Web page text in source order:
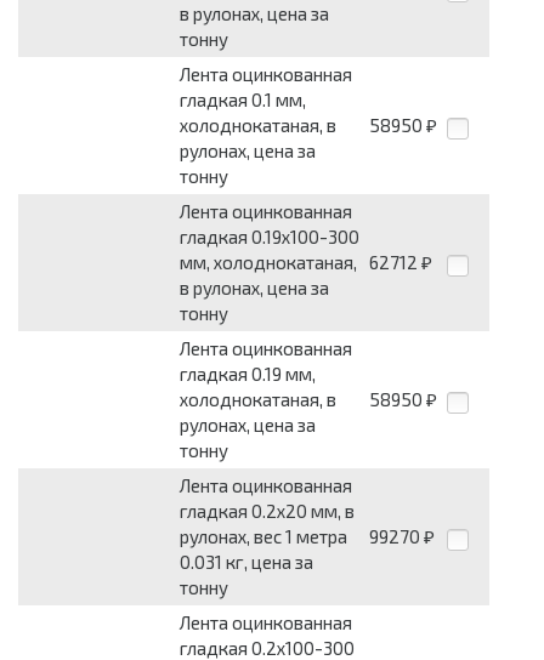
в рулонах, цена за
тонну
Лента оцинкованная
гладкая 0.1 мм,
холоднокатаная, в
рулонах, цена за
тонну
58950 ₽
Лента оцинкованная
гладкая 0.19x100-300
мм, холоднокатаная,
в рулонах, цена за
тонну
62712 ₽
Лента оцинкованная
гладкая 0.19 мм,
холоднокатаная, в
рулонах, цена за
тонну
58950 ₽
Лента оцинкованная
гладкая 0.2x20 мм, в
рулонах, вес 1 метра
0.031 кг, цена за
тонну
99270 ₽
Лента оцинкованная
гладкая 0.2x100-300